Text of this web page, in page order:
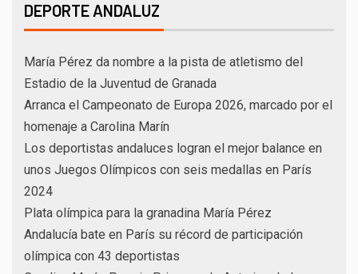
DEPORTE ANDALUZ
María Pérez da nombre a la pista de atletismo del
Estadio de la Juventud de Granada
Arranca el Campeonato de Europa 2026, marcado por el
homenaje a Carolina Marín
Los deportistas andaluces logran el mejor balance en
unos Juegos Olímpicos con seis medallas en París
2024
Plata olímpica para la granadina María Pérez
Andalucía bate en París su récord de participación
olímpica con 43 deportistas